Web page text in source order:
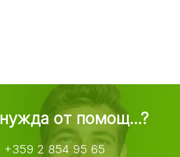
от помощ...?
+359 2 854 95 65